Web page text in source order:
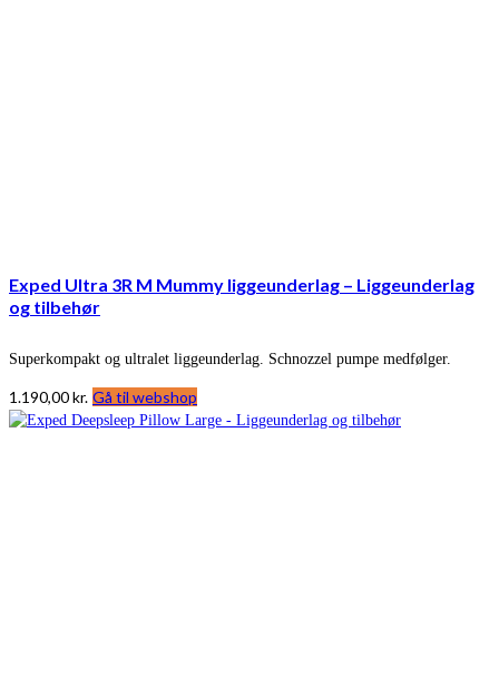
Exped Ultra 3R M Mummy liggeunderlag – Liggeunderlag
og tilbehør
Superkompakt og ultralet liggeunderlag. Schnozzel pumpe medfølger.
1.190,00kr. Gå til webshop